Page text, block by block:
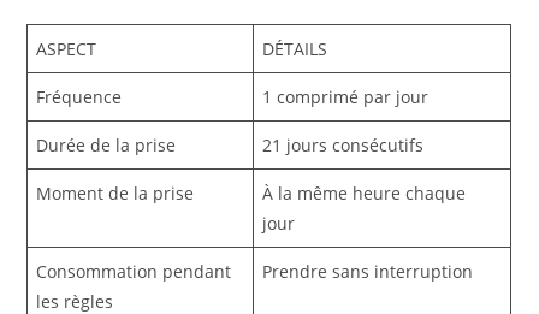
ASPECT DÉTAILS
Fréquence 1 comprimé par jour
Durée de la prise 21 jours consécutifs
Moment de la prise
À la même heure chaque
jour
Consommation pendant
les règles
Prendre sans interruption